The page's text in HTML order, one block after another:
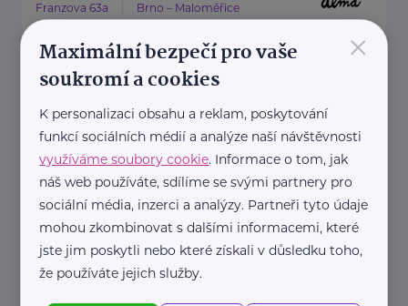
Franzova 63a Brno – Maloměřice
Alma je česká značka botanické
péče o pleť, která nabízí
prémiovou přírodní kosmetiku
založenou na ...
https://alma.cz/
+420 777 044 199
info@alma.cz
AMADEUS Design s.r.o.
×
Maximální bezpečí pro vaše
soukromí a cookies
K personalizaci obsahu a reklam, poskytování
funkcí sociálních médií a analýze naší návštěvnosti
využíváme soubory cookie. Informace o tom, jak
náš web používáte, sdílíme se svými partnery pro
sociální média, inzerci a analýzy. Partneři tyto údaje
mohou zkombinovat s dalšími informacemi, které
jste jim poskytli nebo které získali v důsledku toho,
že používáte jejich služby.